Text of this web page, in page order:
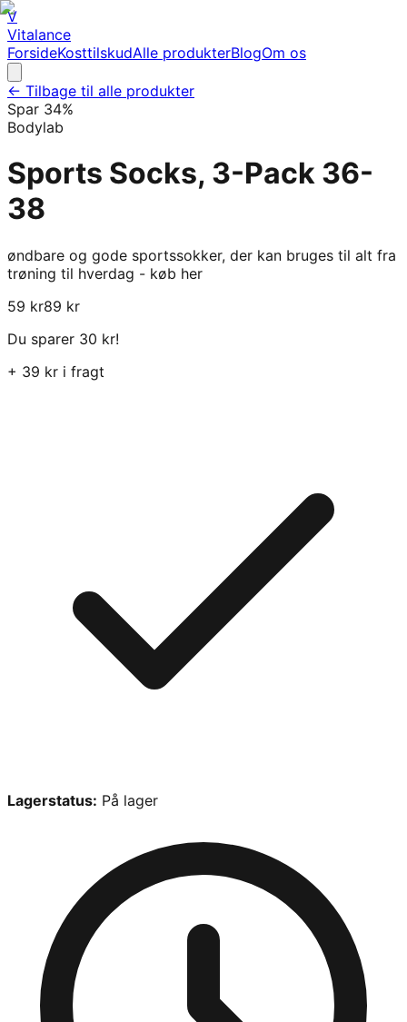
V
Vitalance
ForsideKosttilskudAlle produkterBlogOm os
← Tilbage til alle produkter
Spar 34%
Bodylab
Sports Socks, 3-Pack 36-
38
øndbare og gode sportssokker, der kan bruges til alt fra
trøning til hverdag - køb her
59 kr89 kr
Du sparer 30 kr!
+ 39 kr i fragt
Lagerstatus: På lager